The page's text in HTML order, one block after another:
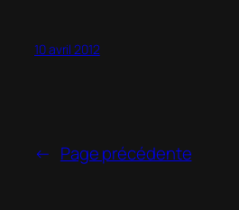
10 avril 2012
← Page précédente